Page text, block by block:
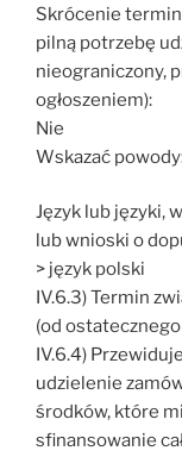
Skrócenie
pilną potrzebę
nieograniczony,
ogłoszeniem):
Nie
Wskazać
Język lub języki,
lub wnioski o
> język polski
IV.6.3) Termin
(od
IV.6.4)
udzielenie
środków, które
sfinansowanie